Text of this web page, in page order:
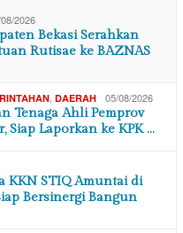
2026
Bekasi Serahkan
Rutisae ke BAZNAS
DAERAH 05/08/2026
Tenaga Ahli Pemprov
Siap Laporkan ke KPK …
KKN STIQ Amuntai di
Bersinergi Bangun